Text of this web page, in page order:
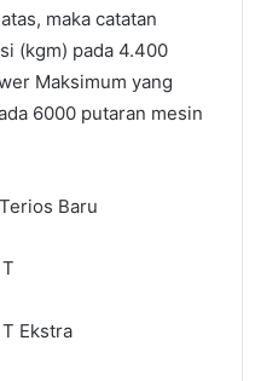
maka catatan
(kgm) pada 4.400
Maksimum yang
6000 putaran mesin
Baru
Ekstra